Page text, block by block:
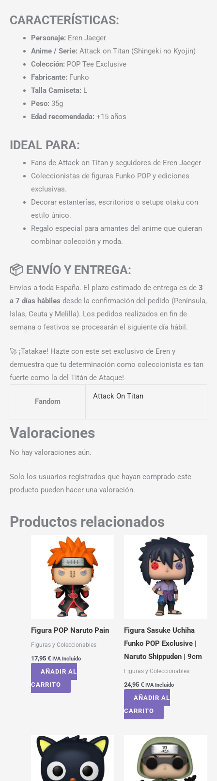
CARACTERÍSTICAS:
Personaje: Eren Jaeger
Anime / Serie: Attack on Titan (Shingeki no Kyojin)
Colección: POP Tee Exclusive
Fabricante: Funko
Talla Camiseta: L
Peso: 35g
Edad recomendada: +15 años
IDEAL PARA:
Fans de Attack on Titan y seguidores de Eren Jaeger
Coleccionistas de figuras Funko POP y ediciones
exclusivas.
Decorar estanterías, escritorios o setups otaku con
estilo único.
Regalo especial para amantes del anime que quieran
combinar colección y moda.
📦 ENVÍO Y ENTREGA:
Envíos a toda España. El plazo estimado de entrega es de 3
a 7 días hábiles desde la confirmación del pedido (Península,
Islas, Ceuta y Melilla). Los pedidos realizados en fin de
semana o festivos se procesarán el siguiente día hábil.
🚀 ¡Tatakae! Hazte con este set exclusivo de Eren y
demuestra que tu determinación como coleccionista es tan
fuerte como la del Titán de Ataque!
Fandom
Attack On Titan
Valoraciones
No hay valoraciones aún.
Solo los usuarios registrados que hayan comprado este
producto pueden hacer una valoración.
Productos relacionados
Figura POP Naruto Pain
Figuras y Coleccionables
17,95 € IVA Incluído
AÑADIR AL
CARRITO
Figura Sasuke Uchiha
Funko POP Exclusive |
Naruto Shippuden | 9cm
Figuras y Coleccionables
24,95 € IVA Incluído
AÑADIR AL
CARRITO